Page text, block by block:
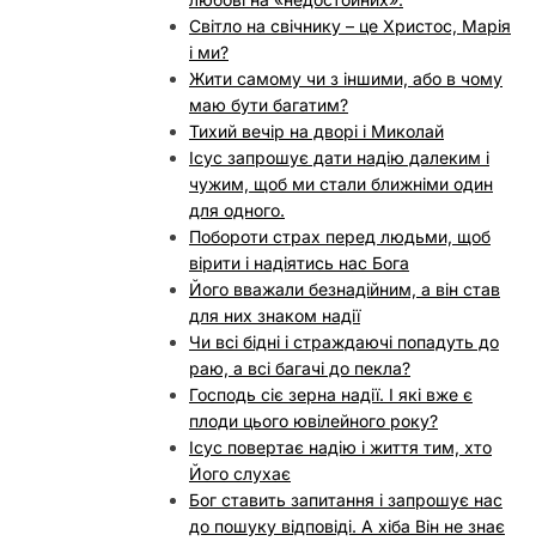
Світло на свічнику – це Христос, Марія
і ми?
Жити самому чи з іншими, або в чому
маю бути багатим?
Тихий вечір на дворі і Миколай
Ісус запрошує дати надію далеким і
чужим, щоб ми стали ближніми один
для одного.
Побороти страх перед людьми, щоб
вірити і надіятись нас Бога
Його вважали безнадійним, а він став
для них знаком надії
Чи всі бідні і страждаючі попадуть до
раю, а всі багачі до пекла?
Господь сіє зерна надії. І які вже є
плоди цього ювілейного року?
Ісус повертає надію і життя тим, хто
Його слухає
Бог ставить запитання і запрошує нас
до пошуку відповіді. А хіба Він не знає